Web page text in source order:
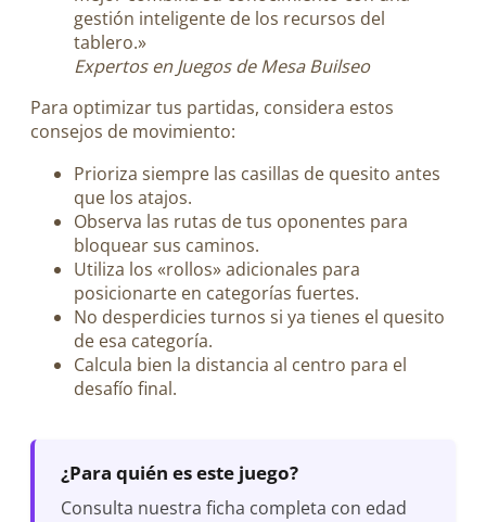
gestión inteligente de los recursos del
tablero.»
Expertos en Juegos de Mesa Builseo
Para optimizar tus partidas, considera estos
consejos de movimiento:
Prioriza siempre las casillas de quesito antes
que los atajos.
Observa las rutas de tus oponentes para
bloquear sus caminos.
Utiliza los «rollos» adicionales para
posicionarte en categorías fuertes.
No desperdicies turnos si ya tienes el quesito
de esa categoría.
Calcula bien la distancia al centro para el
desafío final.
¿Para quién es este juego?
Consulta nuestra ficha completa con edad